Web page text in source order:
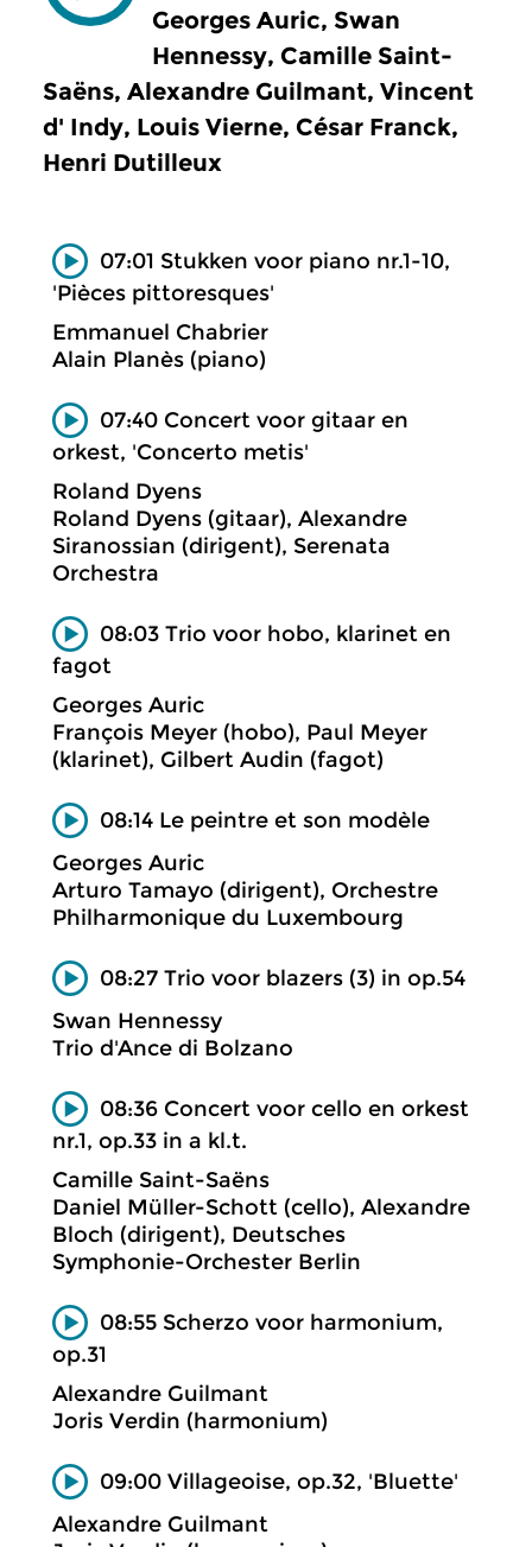
Georges Auric, Swan
Hennessy, Camille Saint-
Saëns, Alexandre Guilmant, Vincent
d' Indy, Louis Vierne, César Franck,
Henri Dutilleux
07:01 Stukken voor piano nr.1-10,
'Pièces pittoresques'
Emmanuel Chabrier
Alain Planès (piano)
07:40 Concert voor gitaar en
orkest, 'Concerto metis'
Roland Dyens
Roland Dyens (gitaar), Alexandre
Siranossian (dirigent), Serenata
Orchestra
08:03 Trio voor hobo, klarinet en
fagot
Georges Auric
François Meyer (hobo), Paul Meyer
(klarinet), Gilbert Audin (fagot)
08:14 Le peintre et son modèle
Georges Auric
Arturo Tamayo (dirigent), Orchestre
Philharmonique du Luxembourg
08:27 Trio voor blazers (3) in op.54
Swan Hennessy
Trio d'Ance di Bolzano
08:36 Concert voor cello en orkest
nr.1, op.33 in a kl.t.
Camille Saint-Saëns
Daniel Müller-Schott (cello), Alexandre
Bloch (dirigent), Deutsches
Symphonie-Orchester Berlin
08:55 Scherzo voor harmonium,
op.31
Alexandre Guilmant
Joris Verdin (harmonium)
09:00 Villageoise, op.32, 'Bluette'
Alexandre Guilmant